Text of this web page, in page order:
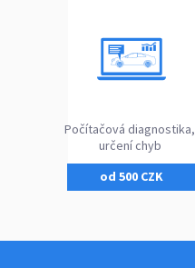
Počítačová diagnostika,
určení chyb
od 500 CZK